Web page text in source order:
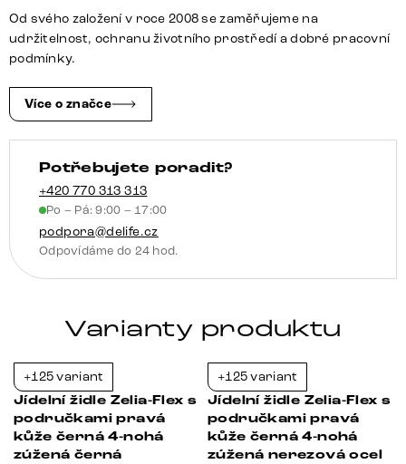
mikrovlákno
taupe
podnož
zúžená
nerezová
ocel
taštičkové
pružiny
množství
Od svého založení v roce 2008 se zaměřujeme na
udržitelnost, ochranu životního prostředí a dobré pracovní
podmínky.
Více o značce
Potřebujete poradit?
+420 770 313 313
Po – Pá: 9:00 – 17:00
podpora@delife.cz
Odpovídáme do 24 hod.
Varianty produktu
+125 variant
Jídelní židle Zelia-Flex s
područkami pravá
kůže černá 4-nohá
zúžená černá
+125 variant
Jídelní židle Zelia-Flex s
područkami pravá
kůže černá 4-nohá
zúžená nerezová ocel